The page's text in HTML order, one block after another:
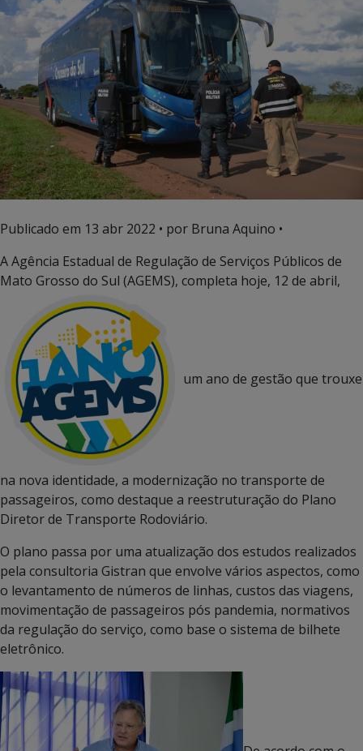
Publicado em 13 abr 2022 • por Bruna Aquino •
A Agência Estadual de Regulação de Serviços Públicos de
Mato Grosso do Sul (AGEMS), completa hoje, 12 de abril,
um ano de gestão que trouxe
na nova identidade, a modernização no transporte de
passageiros, como destaque a reestruturação do Plano
Diretor de Transporte Rodoviário.
O plano passa por uma atualização dos estudos realizados
pela consultoria Gistran que envolve vários aspectos, como
o levantamento de números de linhas, custos das viagens,
movimentação de passageiros pós pandemia, normativos
da regulação do serviço, como base o sistema de bilhete
eletrônico.